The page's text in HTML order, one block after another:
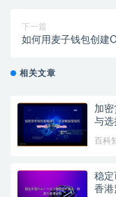
下一篇
如何用麦子钱包创建
相关文章
加密
与选
百科
稳定
香港